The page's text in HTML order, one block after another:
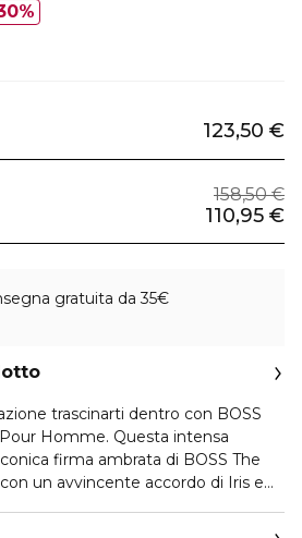
123,50 €
158,50 €
110,95 €
gratuita da 35€
trascinarti dentro con BOSS
Homme. Questa intensa
firma ambrata di BOSS The
un avvincente accordo di Iris e